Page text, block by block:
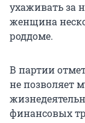
ухаживать за
женщина
роддоме.
В партии
не позволяет
финансовых